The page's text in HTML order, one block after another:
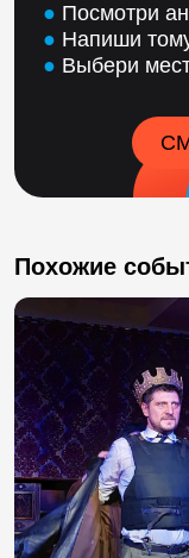
● Посмотри
● Напиши
● Выбери
Похожие